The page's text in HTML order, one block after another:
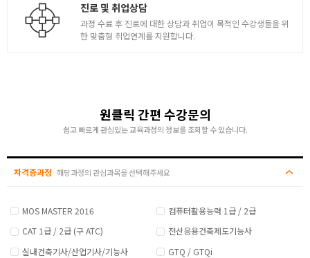
진로 및 취업상담
과정 수료 후 진로에 대한 상담과 취업이 목적인 수강생들을 위
한 맞춤형 취업연계를 지원합니다.
원클릭 간편 수강문의
쉽고 빠르게 관심있는 교육과정의 정보를 조회할 수 있습니다.
자격증과정 해당과정의 관심과목을 선택해주세요
MOS MASTER 2016
컴퓨터활용능력 1급 / 2급
CAT 1급 / 2급 (구 ATC)
전산응용건축제도기능사
실내건축기사/산업기사/기능사
GTQ / GTQi